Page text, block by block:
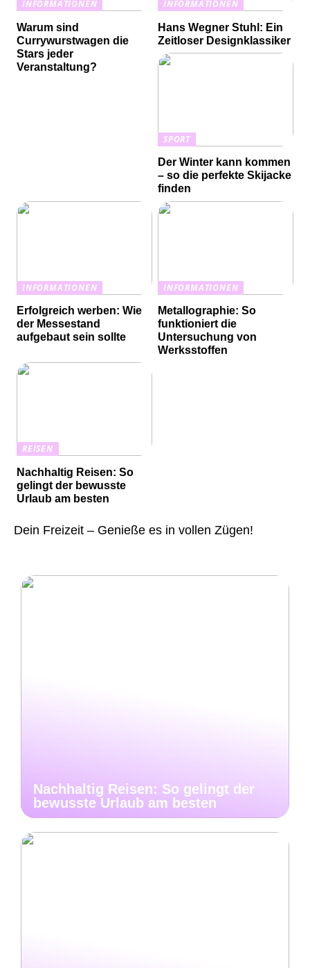
INFORMATIONEN
Warum sind
Currywurstwagen die
Stars jeder
Veranstaltung?
INFORMATIONEN
Hans Wegner Stuhl: Ein
Zeitloser Designklassiker
SPORT
Der Winter kann kommen
– so die perfekte Skijacke
finden
INFORMATIONEN
Erfolgreich werben: Wie
der Messestand
aufgebaut sein sollte
INFORMATIONEN
Metallographie: So
funktioniert die
Untersuchung von
Werksstoffen
REISEN
Nachhaltig Reisen: So
gelingt der bewusste
Urlaub am besten
Dein Freizeit – Genieße es in vollen Zügen!
Nachhaltig Reisen: So gelingt der
bewusste Urlaub am besten